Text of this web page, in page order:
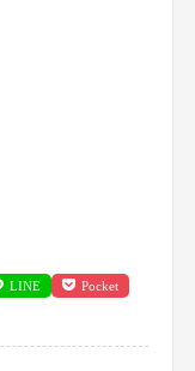
LINE Pocket